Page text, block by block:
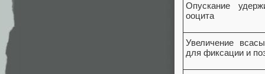
Опускание
ооцита
Увеличение
для фиксации и